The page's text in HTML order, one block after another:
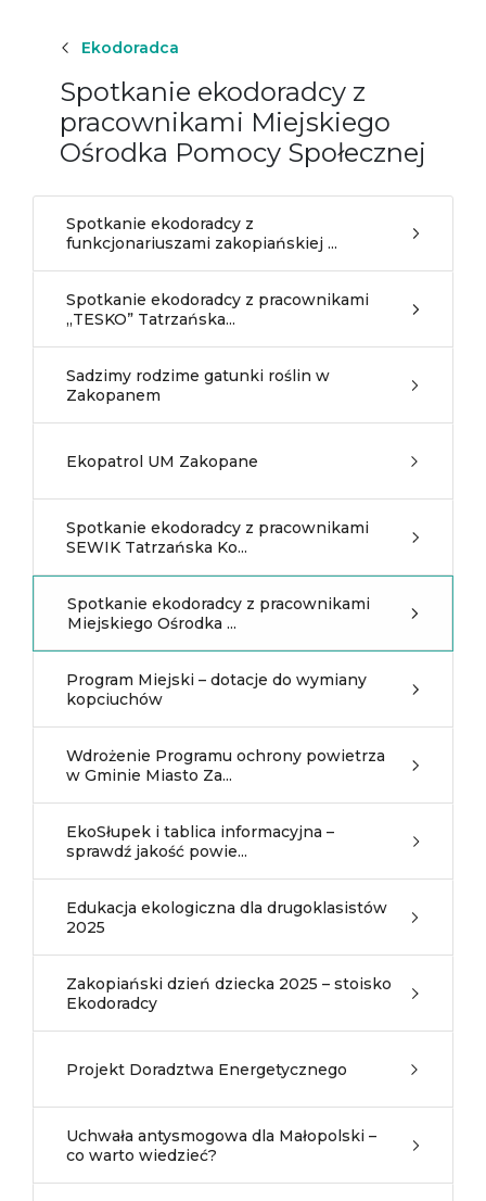
Ekodoradca
Spotkanie ekodoradcy z
pracownikami Miejskiego
Ośrodka Pomocy Społecznej
Spotkanie ekodoradcy z
funkcjonariuszami zakopiańskiej ...
Spotkanie ekodoradcy z pracownikami
,,TESKO” Tatrzańska...
Sadzimy rodzime gatunki roślin w
Zakopanem
Ekopatrol UM Zakopane
Spotkanie ekodoradcy z pracownikami
SEWIK Tatrzańska Ko...
Spotkanie ekodoradcy z pracownikami
Miejskiego Ośrodka ...
Program Miejski – dotacje do wymiany
kopciuchów
Wdrożenie Programu ochrony powietrza
w Gminie Miasto Za...
EkoSłupek i tablica informacyjna –
sprawdź jakość powie...
Edukacja ekologiczna dla drugoklasistów
2025
Zakopiański dzień dziecka 2025 – stoisko
Ekodoradcy
Projekt Doradztwa Energetycznego
Uchwała antysmogowa dla Małopolski –
co warto wiedzieć?